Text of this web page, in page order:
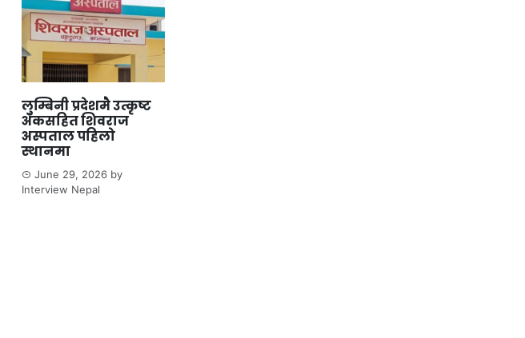
लुम्बिनी प्रदेशमै उत्कृष्ट
अंकसहित शिवराज
अस्पताल पहिलो
स्थानमा
June 29, 2026by
Interview Nepal